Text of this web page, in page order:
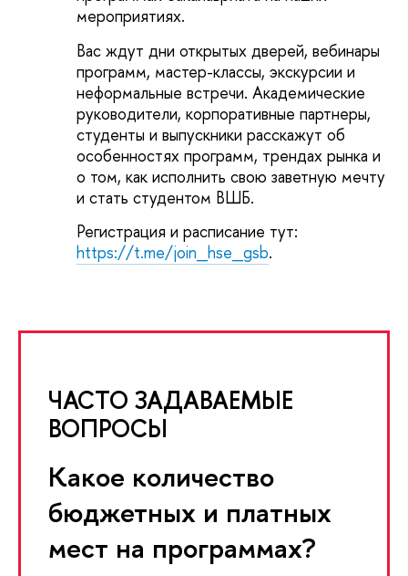
мероприятиях.
Вас ждут дни открытых дверей, вебинары
программ, мастер-классы, экскурсии и
неформальные встречи. Академические
руководители, корпоративные партнеры,
студенты и выпускники расскажут об
особенностях программ, трендах рынка и
о том, как исполнить свою заветную мечту
и стать студентом ВШБ.
Регистрация и расписание тут:
https://t.me/join_hse_gsb.
ЧАСТО ЗАДАВАЕМЫЕ
ВОПРОСЫ
Какое количество
бюджетных и платных
мест на программах?